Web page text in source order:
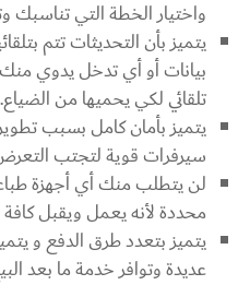
واختيار الخطة التي
يتميز بأن التحديثات تتم
بيانات أو أي تدخل يدوي
تلقائي لكي يحميها من الضياع.
يتميز بأمان كامل بسبب
سيرفرات قوية لتجتب
لن يتطلب منك أي أجهزة
محددة لأنه يعمل ويقبل كافة
يتميز بتعدد طرق الدفع و
عديدة وتوافر خدمة ما بعد